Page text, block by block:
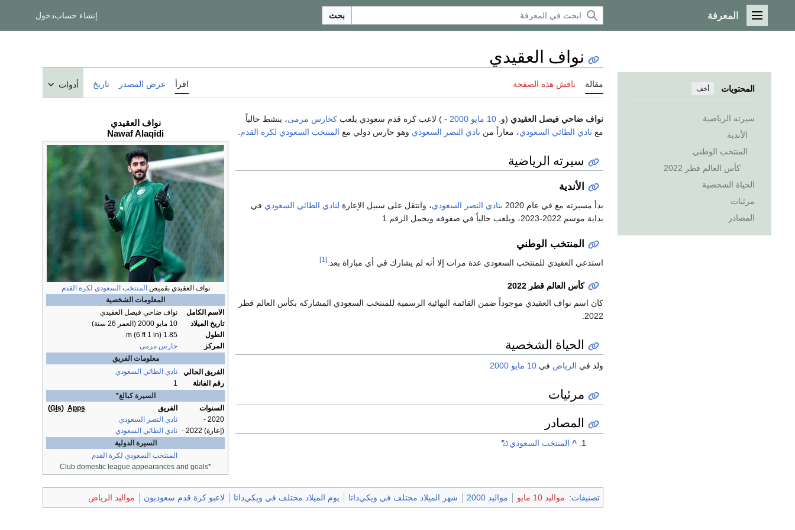
القائمة الرئيسية
المعرفة بحث إنشاء حسابدخول
المحتويات أخف
سيرته الرياضية
الأندية
المنتخب الوطني
كأس العالم قطر 2022
الحياة الشخصية
مرئيات
المصادر
نواف العقيدي
مقالة ناقش هذه الصفحة اقرأ عرض المصدر تاريخ أدوات
نواف العقيدي
Nawaf Alaqidi
نواف العقيدي بقميصالمنتخب السعودي لكرة القدم
المعلومات الشخصية
الاسم الكامل
نواف ضاحي فيصل العقيدي
تاريخ الميلاد
10 مايو 2000
(العمر 26 سنة)
الطول
1.85 m (6 ft 1 in)
المركز
حارس مرمى
معلومات الفريق
الفريق الحالي
نادي الطائي السعودي
رقم الفانلة
1
السيرة كبالغ*
السنوات
الفريق Apps
(
Gls
)
2020 -
نادي النصر السعودي
(إعارة) 2022 -
نادي الطائي السعودي
السيرة الدولية
المنتخب السعودي لكرة القدم
*Club domestic league appearances and goals
نواف ضاحي فيصل العقيدي (و. 10 مايو 2000 - ) لاعب كرة قدم سعودي يلعب كحارس مرمى، ينشط حالياً
مع نادي الطائي السعودي، معاراً من نادي النصر السعودي وهو حارس دولي مع المنتخب السعودي لكرة القدم
سيرته الرياضية
الأندية
بدأ مسيرته مع في عام 2020 بنادي النصر السعودي، وانتقل على سبيل الإعارة لنادي الطائي السعودي في
بداية موسم 2022-2023، ويلعب حالياً في صفوفه ويحمل الرقم 1
المنتخب الوطني
استدعي العقيدي للمنتخب السعودي عدة مرات إلا أنه لم يشارك في أي مباراة بعد. [1]
كأس العالم قطر 2022
كان اسم نواف العقيدي موجوداً ضمن القائمة النهائية الرسمية للمنتخب السعودي المشاركة بكأس العالم قطر
2022.
الحياة الشخصية
ولد في الرياض في 10 مايو 2000
مرئيات
المصادر
^ المنتخب السعودي
تصنيفات: مواليد 10 مايو مواليد 2000 شهر الميلاد مختلف في ويكي‌داتا يوم الميلاد مختلف في ويكي‌داتا لاعبو كرة قدم سعوديون مواليد الرياض